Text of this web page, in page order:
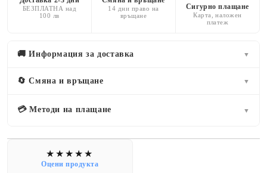
БЕЗПЛАТНА над
100 лв
14 дни право на
връщане
Сигурно плащане
Карта, наложен
платеж
🚚 Информация за доставка ▼
🔄 Смяна и връщане ▼
💳 Методи на плащане ▼
Оцени продукта